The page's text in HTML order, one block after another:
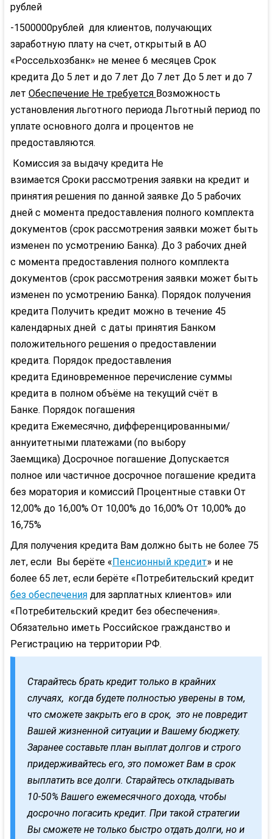
рублей
-1500000рублей для клиентов, получающих
заработную плату на счет, открытый в АО
«Россельхозбанк» не менее 6 месяцев Срок
кредита До 5 лет и до 7 лет До 7 лет До 5 лет и до 7
лет Обеспечение Не требуется Возможность
установления льготного периода Льготный период по
уплате основного долга и процентов не
предоставляются.
Комиссия за выдачу кредита Не
взимается Сроки рассмотрения заявки на кредит и
принятия решения по данной заявке До 5 рабочих
дней с момента предоставления полного комплекта
документов (срок рассмотрения заявки может быть
изменен по усмотрению Банка). До 3 рабочих дней
с момента предоставления полного комплекта
документов (срок рассмотрения заявки может быть
изменен по усмотрению Банка). Порядок получения
кредита Получить кредит можно в течение 45
календарных дней с даты принятия Банком
положительного решения о предоставлении
кредита. Порядок предоставления
кредита Единовременное перечисление суммы
кредита в полном объёме на текущий счёт в
Банке. Порядок погашения
кредита Ежемесячно, дифференцированными/
аннуитетными платежами (по выбору
Заемщика) Досрочное погашение Допускается
полное или частичное досрочное погашение кредита
без моратория и комиссий Процентные ставки От
12,00% до 16,00% От 10,00% до 16,00% От 10,00% до
16,75%
Для получения кредита Вам должно быть не более 75
лет, если Вы берёте «Пенсионный кредит» и не
более 65 лет, если берёте «Потребительский кредит
без обеспечениядля зарплатных клиентов» или
«Потребительский кредит без обеспечения».
Обязательно иметь Российское гражданство и
Регистрацию на территории РФ.
Старайтесь брать кредит только в крайних
случаях, когда будете полностью уверены в том,
что сможете закрыть его в срок, это не повредит
Вашей жизненной ситуации и Вашему бюджету.
Заранее составьте план выплат долгов и строго
придерживайтесь его, это поможет Вам в срок
выплатить все долги. Старайтесь откладывать
10-50% Вашего ежемесячного дохода, чтобы
досрочно погасить кредит. При такой стратегии
Вы сможете не только быстро отдать долги, но и